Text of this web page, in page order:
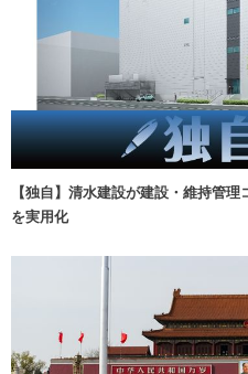
【独自】清水建設が建設・維持管
を実用化